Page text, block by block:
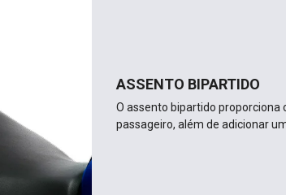
ASSENTO BIPARTIDO
O assento bipartido
passageiro, além de adicionar